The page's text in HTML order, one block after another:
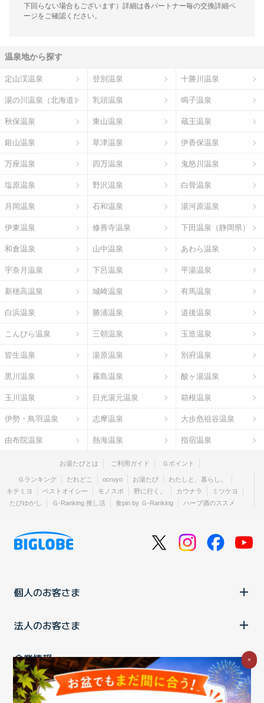
下回らない場合もございます）詳細は各パートナー毎の交換詳細ペ
ージをご確認ください。
温泉地から探す
定山渓温泉 登別温泉 十勝川温泉
湯の川温泉（北海道） 乳頭温泉 鳴子温泉
秋保温泉 東山温泉 蔵王温泉
銀山温泉 草津温泉 伊香保温泉
万座温泉 四万温泉 鬼怒川温泉
塩原温泉 野沢温泉 白骨温泉
月岡温泉 石和温泉 湯河原温泉
伊東温泉 修善寺温泉 下田温泉（静岡県）
和倉温泉 山中温泉 あわら温泉
宇奈月温泉 下呂温泉 平湯温泉
新穂高温泉 城崎温泉 有馬温泉
白浜温泉 勝浦温泉 道後温泉
こんぴら温泉 三朝温泉 玉造温泉
皆生温泉 湯原温泉 別府温泉
黒川温泉 霧島温泉 酸ヶ湯温泉
玉川温泉 日光湯元温泉 箱根温泉
伊勢・鳥羽温泉 志摩温泉 大歩危祖谷温泉
由布院温泉 熱海温泉 指宿温泉
お湯たびとは ご利用ガイド Ｇポイント
Ｇランキング だれどこ ocruyo お湯たび
わたしと、暮らし。
キテミヨ
ベストオイシー モノスポ 野に行く。 カウナラ
ミツケヨ
たびゆかし
Ｇ-Ranking 推し活 食pin by Ｇ-Ranking ハーブ酒のススメ
個人のお客さま
法人のお客さま
企業情報
ご利用中の方
×